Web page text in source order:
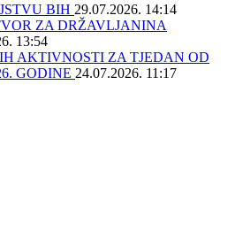
BIH 29.07.2026. 14:14
ZA DRŽAVLJANINA
13:54
AKTIVNOSTI ZA TJEDAN OD
GODINE 24.07.2026. 11:17